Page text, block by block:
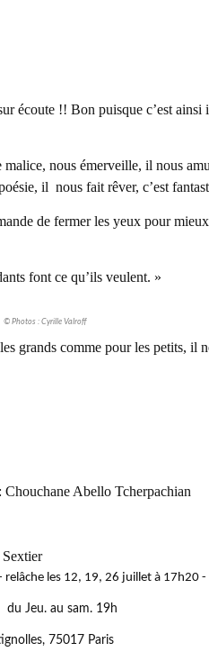
écoute !! Bon puisque c’est ainsi
nous émerveille, il nous
il nous fait rêver, c’est
de fermer les yeux pour
font ce qu’ils veulent. »
© Photos : Cyrille Valroff
grands comme pour les petits, il
Abello Tcherpachian
relâche les 12, 19, 26 juillet à 17h20
Jeu. au sam. 19h
75017 Paris